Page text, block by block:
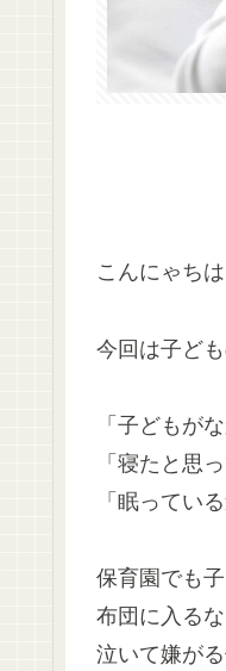
こんにゃち
今回は子ど
「子どもが
「寝たと思
「眠ってい
保育園でも
布団に入る
泣いて嫌が